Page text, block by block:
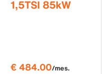
1,5TSI 85kW
€ 484.00/mes.